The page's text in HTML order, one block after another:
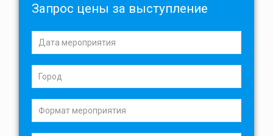
Запрос цены за выступление